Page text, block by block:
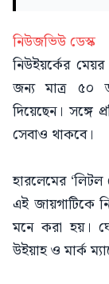
নিউজভিউ ডেস্ক
নিউইয়র্কের
জন্য মাত্র ৫০
দিয়েছেন। সঙ্গে
সেবাও থাকবে।
হারলেমের
এই জায়গাটিকে
মনে করা হয়।
উইয়াহ ও মার্ক